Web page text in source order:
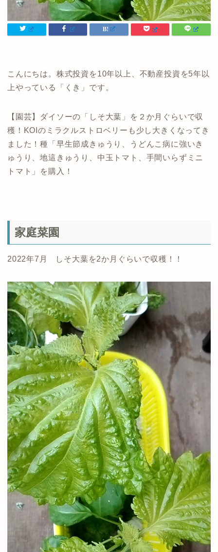
こんにちは。株式投資を10年以上、不動産投資を5年以
上やっている「くき」です。
【園芸】ダイソーの「しそ大葉」を２か月ぐらいで収
穫！KOIのミラクルストロベリーも少し大きくなってき
ました！種「早生節成きゅうり、うどんこ病に強いき
ゅうり、地這きゅうり、中玉トマト、手間いらずミニ
トマト」を購入！
家庭菜園
2022年7月 しそ大葉を2か月ぐらいで収穫！！